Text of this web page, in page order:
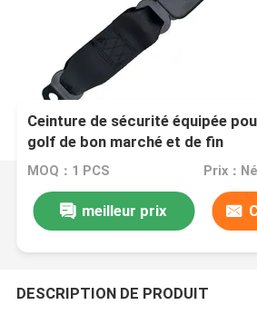
Ceinture de sécurité équipée
golf de bon marché et de fin
MOQ：1 PCS Prix：
meilleur prix
DESCRIPTION DE PRODUIT